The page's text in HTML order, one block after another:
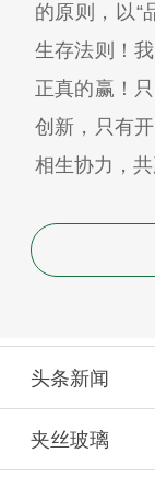
的原则，以“
生存法则！
正真的赢！
创新，只有
相生协力，共
头条新闻
夹丝玻璃